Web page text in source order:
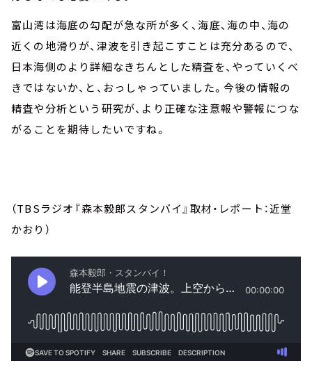
富山湾は海底の勾配が急な所が多く、海底、海の中、海の
近くの地滑りが、津波を引き起こすことは充分あるので、
日本海側のより詳細なきちんとした精査を、やっていくべ
きではないか、と、おっしゃっていました。今後の情報の
精査や分析という研究が、より正確な注意報や警報につな
がることを期待したいですね。
（TBSラジオ『森本毅郎スタンバイ』取材・レポート：近堂
かおり）